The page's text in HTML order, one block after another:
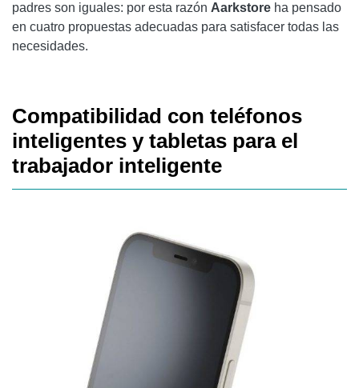
padres son iguales: por esta razón Aarkstore ha pensado
en cuatro propuestas adecuadas para satisfacer todas las
necesidades.
Compatibilidad con teléfonos
inteligentes y tabletas para el
trabajador inteligente